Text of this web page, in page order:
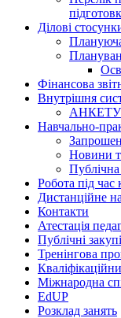
Ділові
Фінансова
Внутрішня
Навчально-
Новини
Робота під час
Дистанційне
Контакти
Атестація
Публічні
Тренінгова
Міжнародна
EdUР
Розклад занять